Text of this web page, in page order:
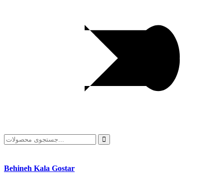
Behineh Kala Gostar